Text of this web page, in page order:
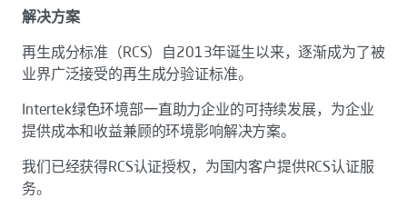
解决方案
再生成分标准（RCS）自2013年诞生以来，逐渐成为了被
业界广泛接受的再生成分验证标准。
Intertek绿色环境部一直助力企业的可持续发展，为企业
提供成本和收益兼顾的环境影响解决方案。
我们已经获得RCS认证授权，为国内客户提供RCS认证服
务。